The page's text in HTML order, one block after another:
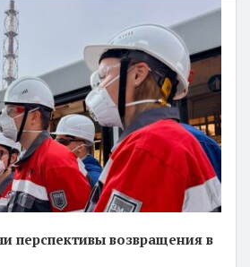
перспективы возвращения в